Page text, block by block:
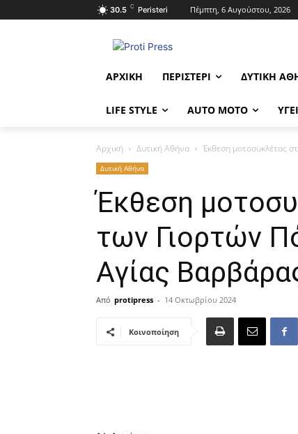
30.5 C Peristeri Πέμπτη, 6 Αυγούστου, 2026
ΑΡΧΙΚΉ ΠΕΡΙΣΤΈΡΙ ΔΥΤΙΚΉ
LIFE STYLE AUTO MOTO
Αρχική Δυτική Αθήνα Έκθεση μοτοσυκλέτας
Δυτική Αθήνα
Έκθεση
των Γιορτών
Αγίας
Από protipress - 14 Οκτωβρίου 2024
Κοινοποίηση